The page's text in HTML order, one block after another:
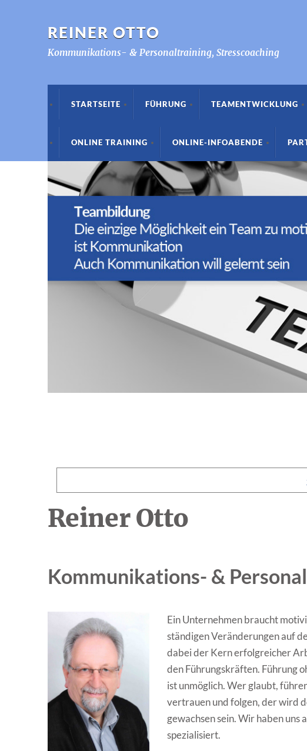
REINER OTTO
Kommunikations- & Personaltraining, Stresscoaching
STARTSEITE FÜHRUNG TEAMENTWICKLUNG
ONLINE TRAINING ONLINE-INFOABENDE
+++
Reiner Otto
Kommunikations- &
Ein Unternehmen braucht
ständigen Veränderungen auf
dabei der Kern erfolgreicher
den Führungskräften. Führung
ist unmöglich. Wer glaubt,
vertrauen und folgen, der wird
gewachsen sein. Wir haben uns
spezialisiert.